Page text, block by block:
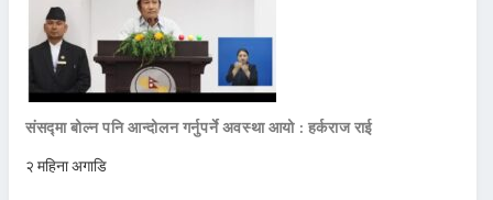
संसद्मा बोल्न पनि आन्दोलन गर्नुपर्ने अवस्था आयो : हर्कराज राई
२ महिना अगाडि